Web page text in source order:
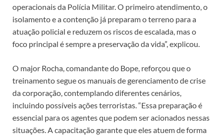
operacionais da Polícia Militar. O primeiro atendimento, o
isolamento e a contenção já preparam o terreno para a
atuação policial e reduzem os riscos de escalada, mas o
foco principal é sempre a preservação da vida”, explicou.
O major Rocha, comandante do Bope, reforçou que o
treinamento segue os manuais de gerenciamento de crise
da corporação, contemplando diferentes cenários,
incluindo possíveis ações terroristas. “Essa preparação é
essencial para os agentes que podem ser acionados nessas
situações. A capacitação garante que eles atuem de forma